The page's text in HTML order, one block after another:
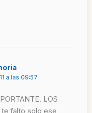
a las 09:57
LOS
te falto solo ese